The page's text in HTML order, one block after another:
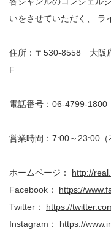
いをさせていただく、 ラ
住所：〒 530-8558 大阪
F
電話番号： 06-4799-1800
営業時間： 7:00～23:00
ホームページ：
http://
Facebook ：
https://
Twitter ：
https://
Instagram ：
https://